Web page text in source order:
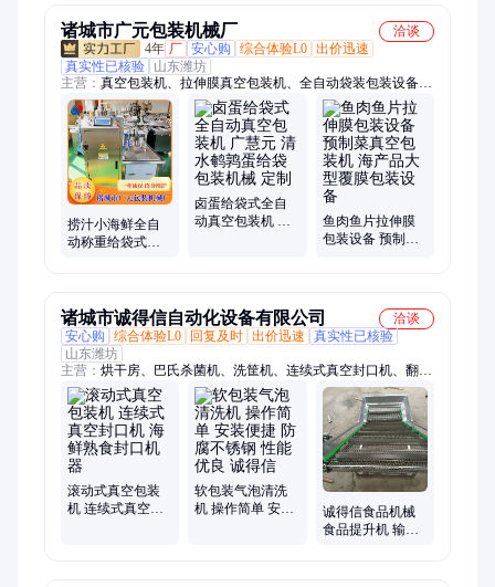
诸城市广元包装机械厂
洽谈
4年 厂 安心购 综合体验L0 出价迅速
真实性已核验
山东潍坊
主营： 真空包装机、拉伸膜真空包装机、全自动袋装包装设备、
包装封口机器、给袋式真空包装机、滚动式真空包装机、盒式气
调包装机、双室真空包装机、全自动真空包装设备
捞汁小海鲜全自
动称重给袋式包
卤蛋给袋式全自
动真空包装机 广
鱼肉鱼片拉伸膜
包装设备 预制菜
诸城市诚得信自动化设备有限公司
洽谈
安心购
综合体验L0 回复及时 出价迅速
真实性已核验
山东潍坊
主营： 烘干房、巴氏杀菌机、洗筐机、连续式真空封口机、翻转
风干机、气泡清洗机、毛辊清洗机、滚揉机、炒锅、玉米滚杠清
洗机、果蔬清洗机、果蔬清洗风干线、周转筐清洗机、托盘清洗
机、滚动式真空包装机、切片机、漂烫机、冷却线
滚动式真空包装
机 连续式真空封
软包装气泡清洗
机 操作简单 安装
诚得信食品机械
食品提升机 输送